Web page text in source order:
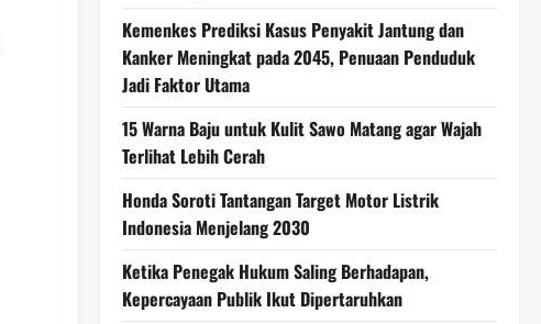
Kemenkes Prediksi Kasus Penyakit Jantung dan
Kanker Meningkat pada 2045, Penuaan Penduduk
Jadi Faktor Utama
15 Warna Baju untuk Kulit Sawo Matang agar Wajah
Terlihat Lebih Cerah
Honda Soroti Tantangan Target Motor Listrik
Indonesia Menjelang 2030
Ketika Penegak Hukum Saling Berhadapan,
Kepercayaan Publik Ikut Dipertaruhkan